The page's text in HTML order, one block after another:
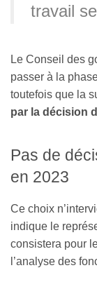
travail
Le Conseil des
passer à la
toutefois que la
par la décision
Pas de
en 2023
Ce choix
indique le
consistera pour
l’analyse des